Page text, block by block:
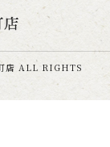
店 ALL RIGHTS